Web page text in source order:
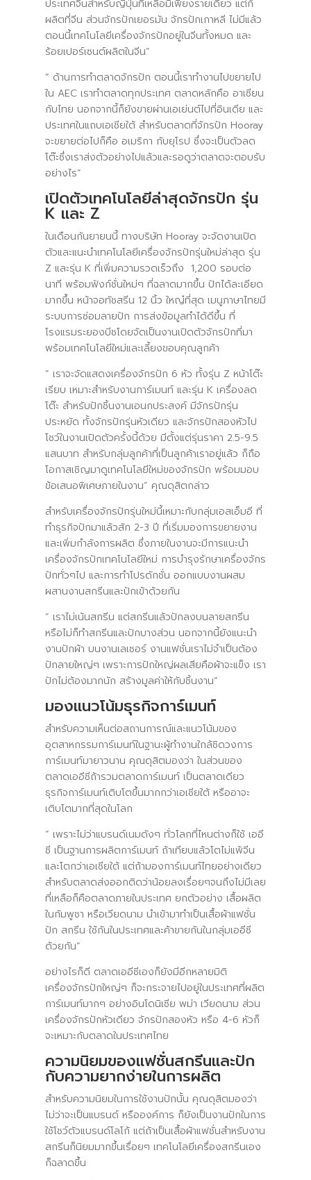
ประเทศจีนสำหรับญี่ปุ่นที่เหลือมีเพียงรายเดียว แต่ก็
ผลิตที่จีน ส่วนจักรปักเยอรมัน จักรปักเกาหลี ไม่มีแล้ว
ตอนนี้เทคโนโลยีเครื่องจักรปักอยู่ในจีนทั้งหมด และ
ร้อยเปอร์เซนต์ผลิตในจีน”
“ ด้านการทำตลาดจักรปัก ตอนนี้เราทำงานไปขยายไป
ใน AEC เราทำตลาดทุกประเทศ ตลาดหลักคือ อาเซียน
กับไทย นอกจากนี้ก็ยังขายผ่านเอเย่นต์ไปที่อินเดีย และ
ประเทศในแถบเอเชียใต้ สำหรับตลาดที่จักรปัก Hooray
จะขยายต่อไปก็คือ อเมริกา กับยุโรป ซึ่งจะเป็นตัวลด
โต๊ะซึ่งเราส่งตัวอย่างไปแล้วและรอดูว่าตลาดจะตอบรับ
อย่างไร”
เปิดตัวเทคโนโลยีล่าสุดจักรปัก รุ่น
K และ Z
ในเดือนกันยายนนี้ ทางบริษัท Hooray จะจัดงานเปิด
ตัวและแนะนำเทคโนโลยีเครื่องจักรปักรุ่นใหม่ล่าสุด รุ่น
Z และรุ่น K ที่เพิ่มความรวดเร็วถึง 1,200 รอบต่อ
นาที พร้อมฟังก์ชั่นใหม่ๆ ที่ฉลาดมากขึ้น ปักได้ละเอียด
มากขึ้น หน้าจอทัชสรีน 12 นิ้ว ใหญ๋ที่สุด เมนูภาษาไทยมี
ระบบการซ่อมลายปัก การส่งข้อมูลทำได้ดีขึ้น ที่
โรงแรมระยองบีชโดยจัดเป็นงานเปิดตัวจักรปักที่มา
พร้อมเทคโนโลยีใหม่และเลี้ยงขอบคุณลูกค้า
“ เราจะจัดแสดงเครื่องจักรปัก 6 หัว ทั้งรุ่น Z หน้าโต๊ะ
เรียบ เหมาะสำหรับงานการ์เมนท์ และรุ่น K เครื่องลด
โต๊ะ สำหรับปักชิ้นงานเอนกประสงค์ มีจักรปักรุ่น
ประหยัด ทั้งจักรปักรุ่นหัวเดียว และจักรปักสองหัวไป
โชว์ในงานเปิดตัวครั้งนี้ด้วย มีตั้งแต่รุ่นราคา 2.5-9.5
แสนบาท สำหรับกลุ่มลูกค้าที่เป็นลูกค้าเราอยู่แล้ว ก็ถือ
โอกาสเชิญมาดูเทคโนโลยีใหม่ของจักรปัก พร้อมมอบ
ข้อเสนอพิเศษภายในงาน” คุณดุสิตกล่าว
สำหรับเครื่องจักรปักรุ่นใหม่นี้เหมาะกับกลุ่มเอสเอ็มอี ที่
ทำธุรกิจปักมาแล้วสัก 2-3 ปี ที่เริ่มมองการขยายงาน
และเพิ่มกำลังการผลิต ซึ่งภายในงานจะมีการแนะนำ
เครื่องจักรปักเทคโนโลยีใหม่ การบำรุงรักษาเครื่องจักร
ปักทั่วๆไป และการทำโปรดักชั่น ออกแบบงานผสม
ผสานงานสกรีนและปักเข้าด้วยกัน
“ เราไม่เน้นสกรีน แต่สกรีนแล้วปักลงบนลายสกรีน
หรือไม่ก็ทำสกรีนและปักบางส่วน นอกจากนี้ยังแนะนำ
งานปักผ้า บนงานเลเซอร์ งานแฟชั่นเราไม่จำเป็นต้อง
ปักลายใหญ่ๆ เพราะการปักใหญ่ผลเสียคือผ้าจะแข็ง เรา
ปักไม่ต้องมากนัก สร้างมูลค่าให้กับชิ้นงาน”
มองแนวโน้มธุรกิจการ์เมนท์
สำหรับความเห็นต่อสถานการณ์และแนวโน้มของ
อุตสาหกรรมการ์เมนท์ในฐานะผู้ทำงานใกล้ชิดวงการ
การ์เมนท์มายาวนาน คุณดุสิตมองว่า ในส่วนของ
ตลาดเออีซีถ้ารวมตลาดการ์เมนท์ เป็นตลาดเดียว
ธุรกิจการ์เมนท์เติบโตขึ้นมากกว่าเอเชียใต้ หรืออาจะ
เติบโตมากที่สุดในโลก
“ เพราะไม่ว่าแบรนด์เนมดังๆ ทั่วโลกที่ไหนต่างก็ใช้ เออี
ซี เป็นฐานการผลิตการ์เมนท์ ถ้าเทียบแล้วโตไม่แพ้จีน
และโตกว่าเอเชียใต้ แต่ถ้ามองการ์เมนท์ไทยอย่างเดียว
สำหรับตลาดส่งออกติดว่าน้อยลงเรื่อยๆจนถึงไม่มีเลย
ที่เหลือก็คือตลาดภายในประเทศ ยกตัวอย่าง เสื้อผลิต
ในกัมพูชา หรือเวียดนาม นำเข้ามาทำเป็นเสื้อผ้าแฟชั่น
ปัก สกรีน ใช้กันในประเทศและค้าขายกันในกลุ่มเออีซี
ด้วยกัน”
อย่างไรก็ดี ตลาดเออีซีเองก็ยังมีอีกหลายมิติ
เครื่องจักรปักใหญ่ๆ ก็จะกระจายไปอยู่ในประเทศที่ผลิต
การ์เมนท์มากๆ อย่างอินโดนิเซีย พม่า เวียดนาม ส่วน
เครื่องจักรปักหัวเดียว จักรปักสองหัว หรือ 4-6 หัวก็
จะเหมาะกับตลาดในประเทศไทย
ความนิยมของแฟชั่นสกรีนและปัก
กับความยากง่ายในการผลิต
สำหรับความนิยมในการใช้งานปักนั้น คุณดุสิตมองว่า
ไม่ว่าจะเป็นแบรนด์ หรือองค์การ ก็ยังเป็นงานปักในการ
ใช้โชว์ตัวแบรนด์โลโก้ แต่ถ้าเป็นเสื้อผ้าแฟชั่นสำหรับงาน
สกรีนก็นิยมมากขึ้นเรื่อยๆ เทคโนโลยีเครื่องสกรีนเอง
ก็ฉลาดขึ้น